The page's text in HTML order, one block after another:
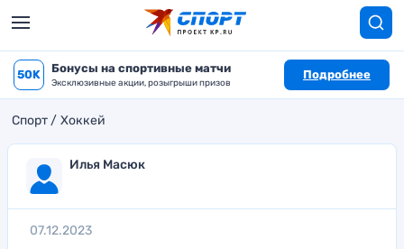
50K Бонусы на спортивные матчи
Эксклюзивные акции, розыгрыши призов
Подробнее
Спорт Хоккей
Илья Масюк
07.12.2023